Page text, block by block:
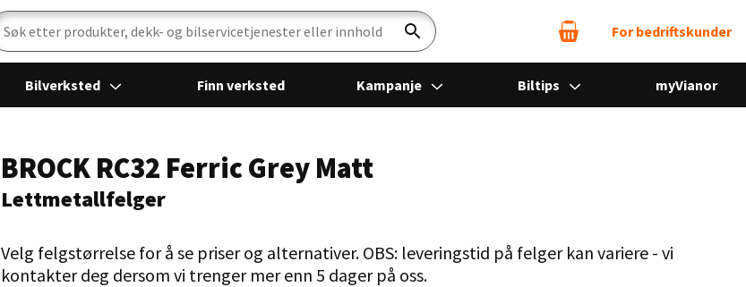
Søk For bedriftskunder
Bilverksted Finn verksted Kampanje Biltips myVianor
BROCK RC32 Ferric Grey Matt
Lettmetallfelger
Velg felgstørrelse for å se priser og alternativer. OBS: leveringstid på felger kan variere - vi
kontakter deg dersom vi trenger mer enn 5 dager på oss.